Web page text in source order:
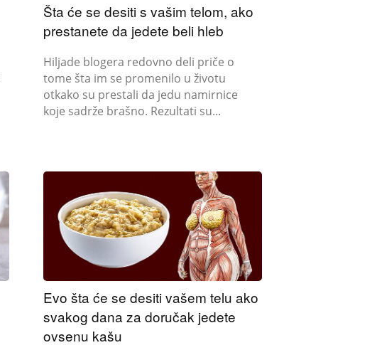
Šta će se desiti s vašim telom, ako
prestanete da jedete beli hleb
Hiljade blogera redovno deli priče o
tome šta im se promenilo u životu
otkako su prestali da jedu namirnice
koje sadrže brašno. Rezultati su...
Evo šta će se desiti vašem telu ako
svakog dana za doručak jedete
ovsenu kašu